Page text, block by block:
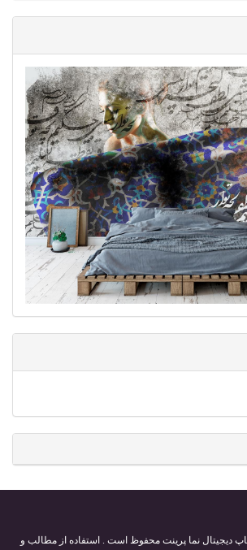
دیجیتال نما پرینت محفوظ است . استفاده از مطالب و